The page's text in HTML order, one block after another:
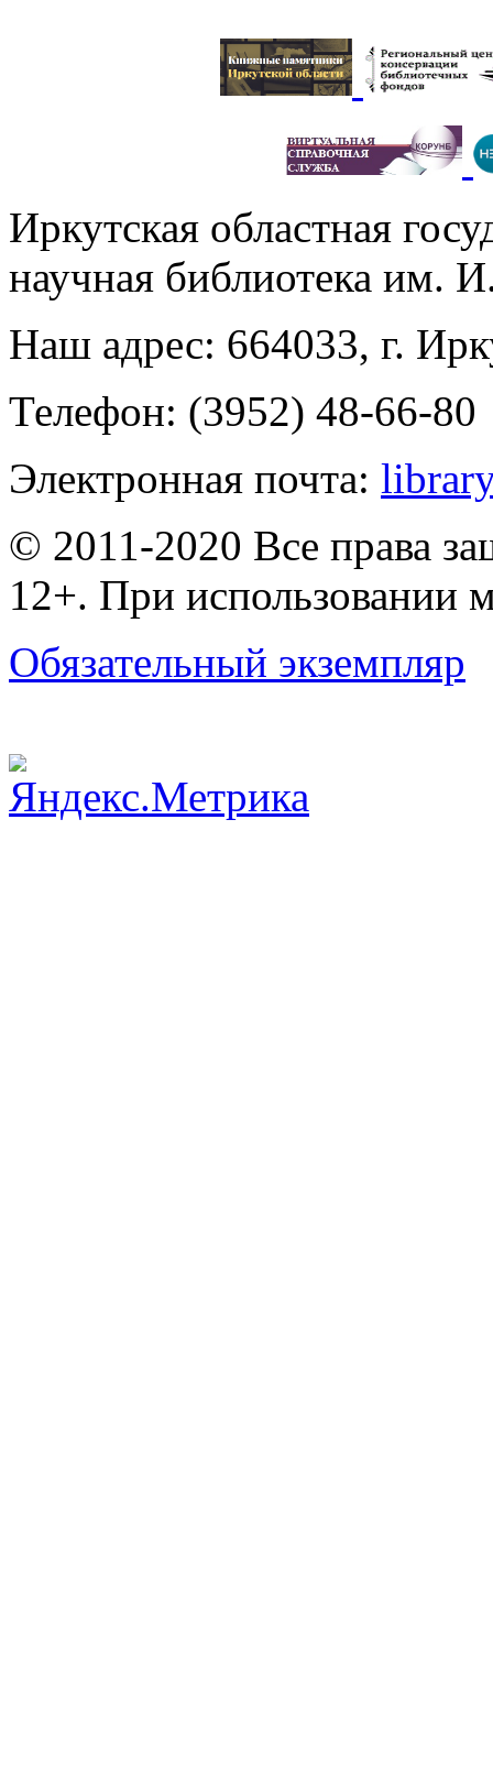
Иркутская областная
научная библиотека им.
Наш адрес: 664033, г.
Телефон: (3952) 48-66-80
Электронная почта:
© 2011-2020 Все права
12+. При использовании
Обязательный экземпляр